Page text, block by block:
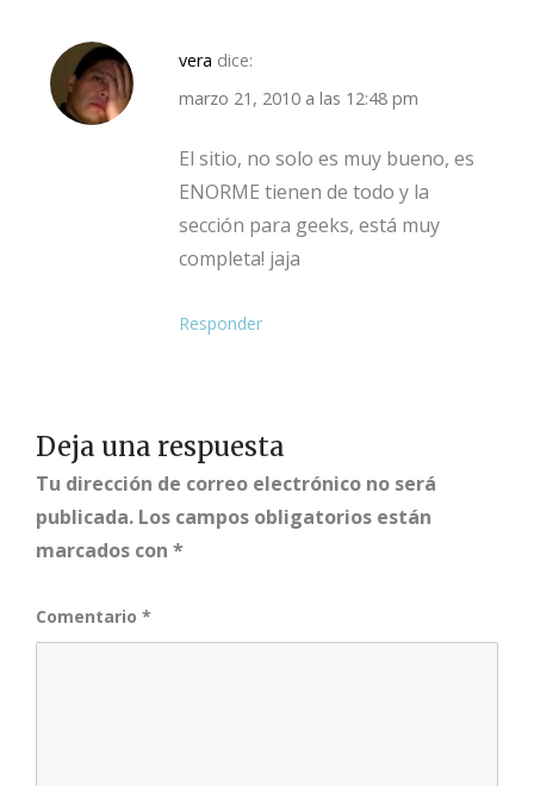
vera dice:
marzo 21, 2010 a las 12:48 pm
El sitio, no solo es muy bueno, es
ENORME tienen de todo y la
sección para geeks, está muy
completa! jaja
Responder
Deja una respuesta
Tu dirección de correo electrónico no será
publicada. Los campos obligatorios están
marcados con *
Comentario *